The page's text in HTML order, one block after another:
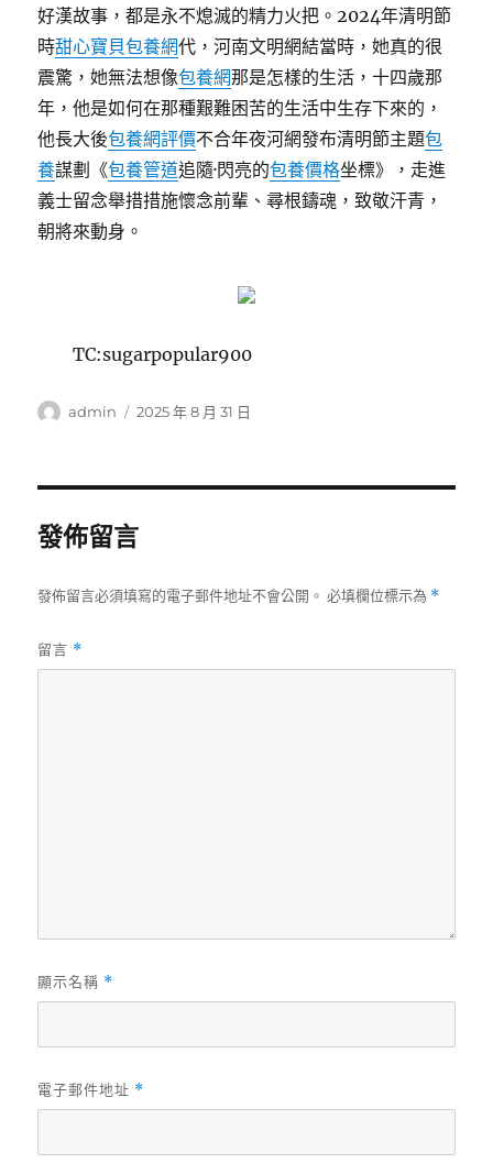
好漢故事，都是永不熄滅的精力火把。2024年清明節
時甜心寶貝包養網代，河南文明網結當時，她真的很
震驚，她無法想像包養網那是怎樣的生活，十四歲那
年，他是如何在那種艱難困苦的生活中生存下來的，
他長大後包養網評價不合年夜河網發布清明節主題包
養謀劃《包養管道追隨·閃亮的包養價格坐標》，走進
義士留念舉措措施懷念前輩、尋根鑄魂，致敬汗青，
朝將來動身。
TC:sugarpopular900
作
admin
發
2025 年 8 月 31 日
發佈留言
發佈留言必須填寫的電子郵件地址不會公開。 必填欄位標示為 *
留言 *
顯示名稱 *
電子郵件地址 *